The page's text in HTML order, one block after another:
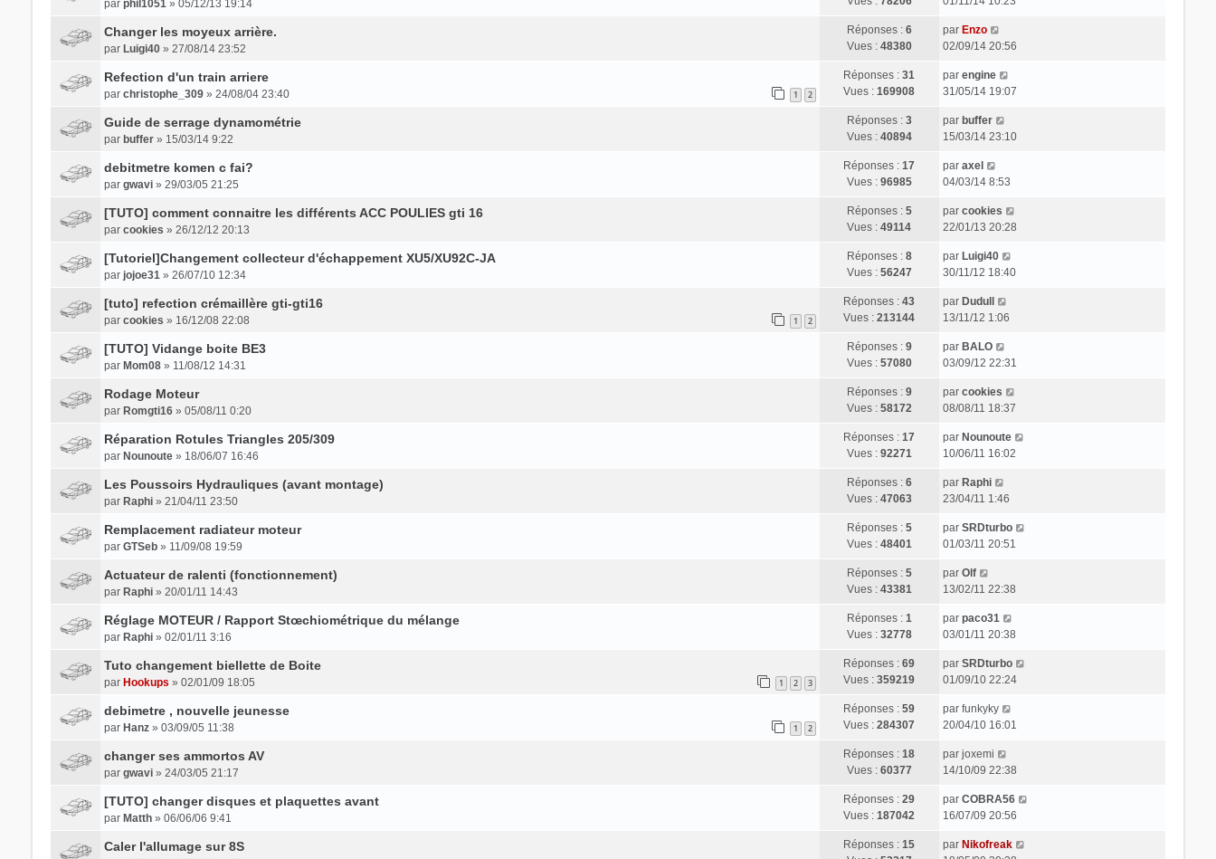
par phil1051» 05/12/13 19:14
Changer les moyeux arrière.
par Luigi40» 27/08/14 23:52
Réponses : 6
Vues : 48380
par Enzo
02/09/14 20:56
Refection d'un train arriere
par christophe_309» 24/08/04 23:40 1 2
Réponses :31
Vues :169908
par engine
31/05/14 19:07
Guide de serrage dynamométrie
par buffer» 15/03/14 9:22
Réponses : 3
Vues : 40894
par buffer
15/03/14 23:10
debitmetre komen c fai?
par gwavi» 29/03/05 21:25
Réponses :17
Vues : 96985
par axel
04/03/14 8:53
[TUTO] comment connaitre les différents ACC POULIES gti 16
par cookies » 26/12/12 20:13
Réponses : 5
Vues :49114
par cookies
22/01/13 20:28
[Tutoriel]Changement collecteur d'échappement XU5/XU92C-JA
par jojoe31» 26/07/10 12:34
Réponses : 8
Vues : 56247
par Luigi40
30/11/12 18:40
[tuto] refection crémaillère gti-gti16
par cookies » 16/12/08 22:08 1 2
Réponses :43
Vues :213144
par Dudull
13/11/12 1:06
[TUTO] Vidange boite BE3
par Mom08» 11/08/12 14:31
Réponses : 9
Vues : 57080
par BALO
03/09/12 22:31
Rodage Moteur
par Romgti16» 05/08/11 0:20
Réponses : 9
Vues : 58172
par cookies
08/08/11 18:37
Réparation Rotules Triangles 205/309
par Nounoute» 18/06/07 16:46
Réponses :17
Vues : 92271
par Nounoute
10/06/11 16:02
Les Poussoirs Hydrauliques (avant montage)
par Raphi» 21/04/11 23:50
Réponses : 6
Vues : 47063
par Raphi
23/04/11 1:46
Remplacement radiateur moteur
par GTSeb» 11/09/08 19:59
Réponses : 5
Vues : 48401
par SRDturbo
01/03/11 20:51
Actuateur de ralenti (fonctionnement)
par Raphi» 20/01/11 14:43
Réponses : 5
Vues : 43381
par Olf
13/02/11 22:38
Réglage MOTEUR / Rapport Stœchiométrique du mélange
par Raphi» 02/01/11 3:16
Réponses : 1
Vues : 32778
par paco31
03/01/11 20:38
Tuto changement biellette de Boite
par Hookups » 02/01/09 18:05 1 2 3
Réponses :69
Vues :359219
par SRDturbo
01/09/10 22:24
debimetre , nouvelle jeunesse
par Hanz» 03/09/05 11:38 1 2
Réponses :59
Vues :284307
par funkyky
20/04/10 16:01
changer ses ammortos AV
par gwavi» 24/03/05 21:17
Réponses :18
Vues : 60377
par joxemi
14/10/09 22:38
[TUTO] changer disques et plaquettes avant
par Matth» 06/06/06 9:41
Réponses :29
Vues :187042
par COBRA56
16/07/09 20:56
Caler l'allumage sur 8S Réponses :15
par Nikofreak